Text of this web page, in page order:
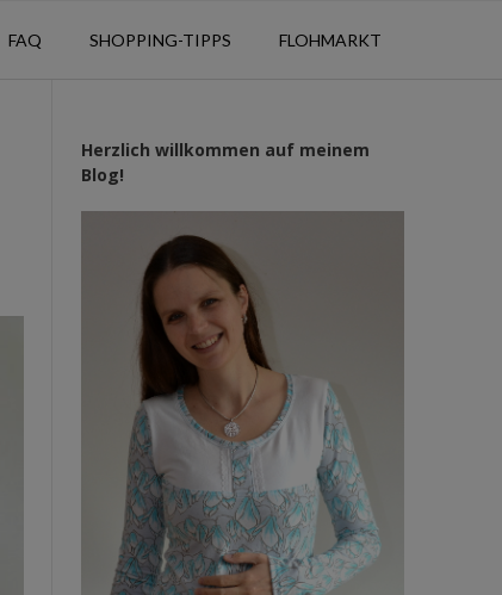
FAQ SHOPPING-TIPPS FLOHMARKT
Herzlich willkommen auf meinem
Blog!